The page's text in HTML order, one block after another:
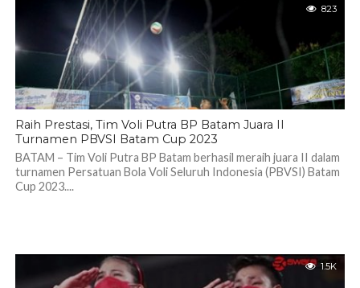
823
Raih Prestasi, Tim Voli Putra BP Batam Juara II
Turnamen PBVSI Batam Cup 2023
BATAM – Tim Voli Putra BP Batam berhasil meraih juara II dalam
turnamen Persatuan Bola Voli Seluruh Indonesia (PBVSI) Batam
Cup 2023....
1.5K